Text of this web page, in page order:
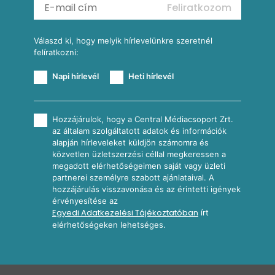
Feliratkozom
Válaszd ki, hogy melyik hírlevelünkre szeretnél
felíratkozni:
Napi hírlevél Heti hírlevél
Hozzájárulok, hogy a Central Médiacsoport Zrt.
az általam szolgáltatott adatok és információk
alapján hírleveleket küldjön számomra és
közvetlen üzletszerzési céllal megkeressen a
megadott elérhetőségeimen saját vagy üzleti
partnerei személyre szabott ajánlataival. A
hozzájárulás visszavonása és az érintetti igények
érvényesítése az
Egyedi Adatkezelési Tájékoztatóban írt
elérhetőségeken lehetséges.